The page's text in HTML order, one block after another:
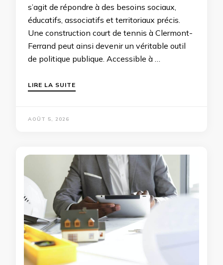
s’agit de répondre à des besoins sociaux,
éducatifs, associatifs et territoriaux précis.
Une construction court de tennis à Clermont-
Ferrand peut ainsi devenir un véritable outil
de politique publique. Accessible à …
LIRE LA SUITE
AOÛT 5, 2026